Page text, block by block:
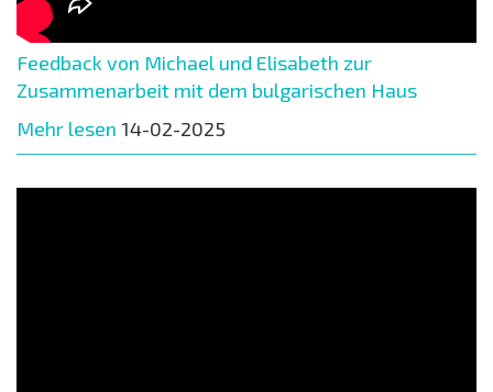
Feedback von Michael und Elisabeth zur
Zusammenarbeit mit dem bulgarischen Haus
Mehr lesen 14-02-2025